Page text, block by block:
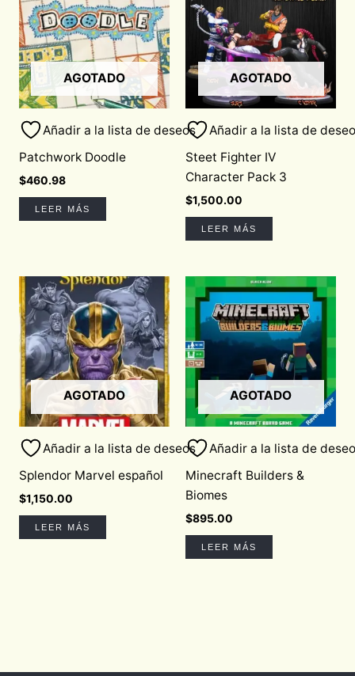
AGOTADO
Añadir a la lista de deseos
Patchwork Doodle
$460.98
LEER MÁS
AGOTADO
Añadir a la lista de
Steet Fighter IV
Character Pack 3
$1,500.00
LEER MÁS
AGOTADO
Añadir a la lista de deseos
Splendor Marvel español
$1,150.00
LEER MÁS
AGOTADO
Añadir a la lista de
Minecraft Builders &
Biomes
$895.00
LEER MÁS